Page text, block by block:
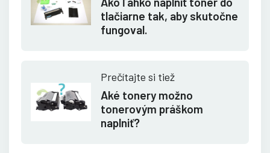
tlačiarne tak, aby skutočne
fungoval.
Prečítajte si tiež
Aké tonery možno
tonerovým práškom
naplniť?